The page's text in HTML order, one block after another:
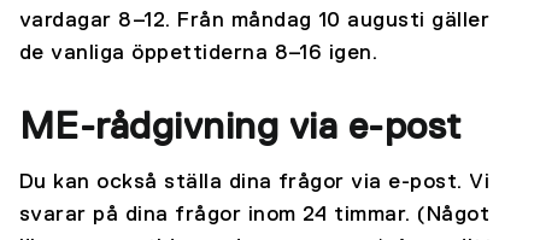
vardagar 8–12. Från måndag 10 augusti gäller
de vanliga öppettiderna 8–16 igen.
ME-rådgivning via e-post
Du kan också ställa dina frågor via e-post. Vi
svarar på dina frågor inom 24 timmar. (Något